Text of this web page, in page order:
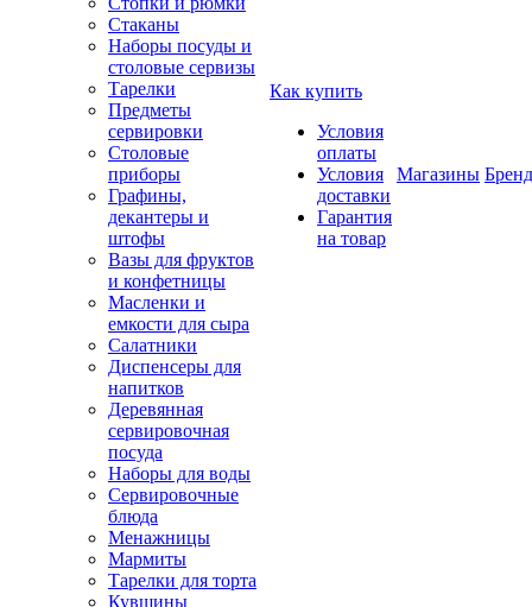
Стаканы
Наборы посуды и
столовые сервизы
Тарелки
Предметы
сервировки
Столовые
приборы
Графины,
декантеры и
штофы
Вазы для фруктов
и конфетницы
Масленки и
емкости для сыра
Салатники
Диспенсеры для
напитков
Деревянная
сервировочная
посуда
Наборы для воды
Сервировочные
блюда
Менажницы
Мармиты
Тарелки для торта
Кувшины
Как купить
Условия
оплаты
Условия
доставки
Гарантия
на товар
Магазины